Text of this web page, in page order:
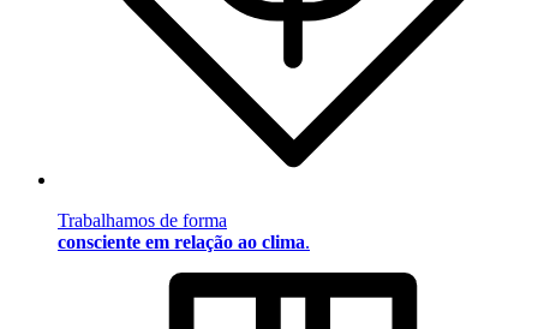
Trabalhamos de forma
consciente em relação ao clima.